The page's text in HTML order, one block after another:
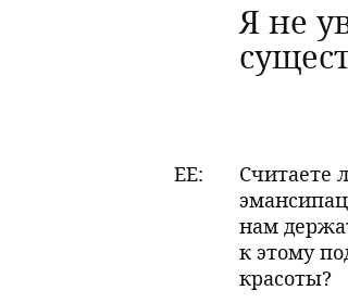
Я не
EE:
Считаете
нам
к этому
красоты?